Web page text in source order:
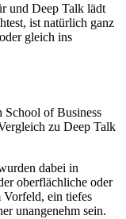
und Deep Talk lädt
ist natürlich ganz
gleich ins
of Business
zu Deep Talk
dabei in
oberflächliche oder
Vorfeld, ein tiefes
unangenehm sein.